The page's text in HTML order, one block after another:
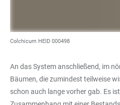
Colchicum HEID 000498
An das System anschließend, im
Bäumen, die zumindest teilweise
schon auch lange vorher gab. Es